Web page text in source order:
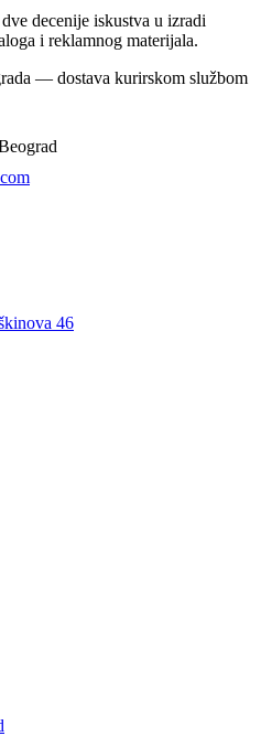
decenije iskustva u izradi
i reklamnog materijala.
— dostava kurirskom službom
46